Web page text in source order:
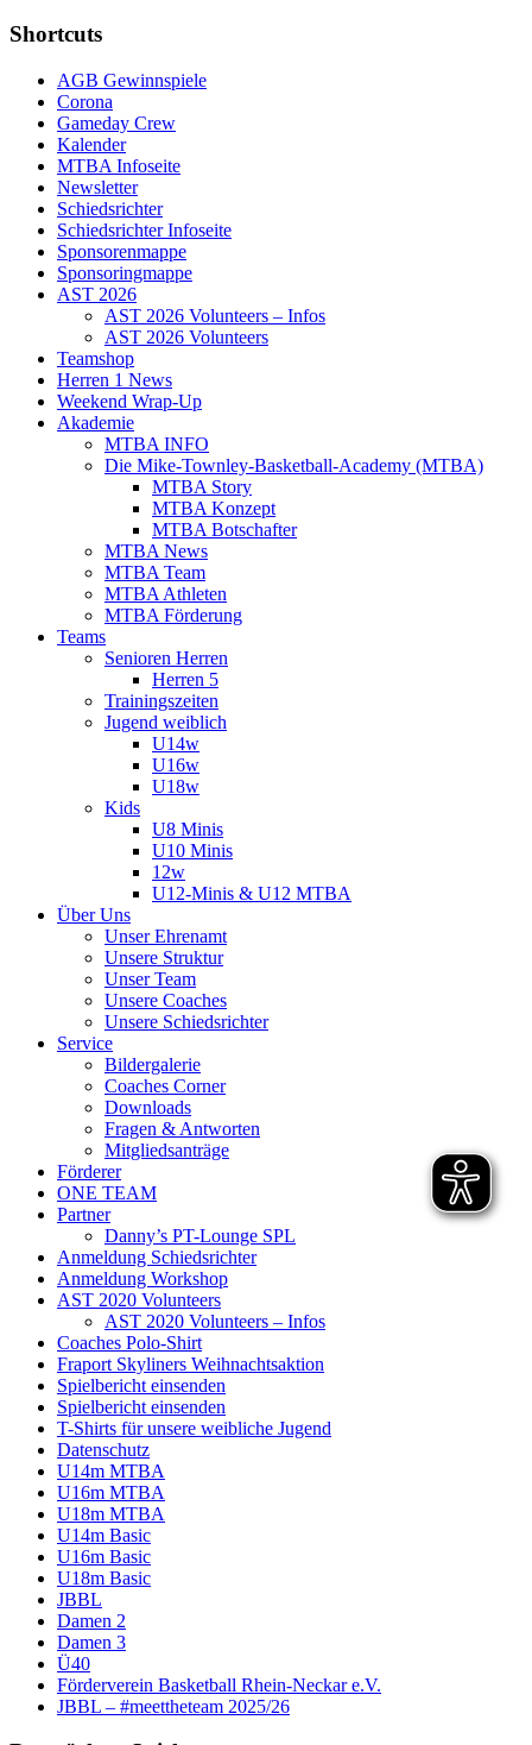
Shortcuts
AGB Gewinnspiele
Corona
Gameday Crew
Kalender
MTBA Infoseite
Newsletter
Schiedsrichter
Schiedsrichter Infoseite
Sponsorenmappe
Sponsoringmappe
AST 2026
AST 2026 Volunteers – Infos
AST 2026 Volunteers
Teamshop
Herren 1 News
Weekend Wrap-Up
Akademie
MTBA INFO
Die Mike-Townley-Basketball-Academy (MTBA)
MTBA Story
MTBA Konzept
MTBA Botschafter
MTBA News
MTBA Team
MTBA Athleten
MTBA Förderung
Teams
Senioren Herren
Herren 5
Trainingszeiten
Jugend weiblich
U14w
U16w
U18w
Kids
U8 Minis
U10 Minis
12w
U12-Minis & U12 MTBA
Über Uns
Unser Ehrenamt
Unsere Struktur
Unser Team
Unsere Coaches
Unsere Schiedsrichter
Service
Bildergalerie
Coaches Corner
Downloads
Fragen & Antworten
Mitgliedsanträge
Förderer
ONE TEAM
Partner
Danny’s PT-Lounge SPL
Anmeldung Schiedsrichter
Anmeldung Workshop
AST 2020 Volunteers
AST 2020 Volunteers – Infos
Coaches Polo-Shirt
Fraport Skyliners Weihnachtsaktion
Spielbericht einsenden
Spielbericht einsenden
T-Shirts für unsere weibliche Jugend
Datenschutz
U14m MTBA
U16m MTBA
U18m MTBA
U14m Basic
U16m Basic
U18m Basic
JBBL
Damen 2
Damen 3
Ü40
Förderverein Basketball Rhein-Neckar e.V.
JBBL – #meettheteam 2025/26